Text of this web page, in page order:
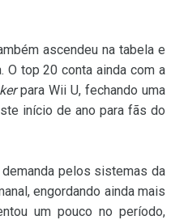
ascendeu na tabela e
O top 20 conta ainda com a
para Wii U, fechando uma
início de ano para fãs do
pelos sistemas da
engordando ainda mais
um pouco no período,